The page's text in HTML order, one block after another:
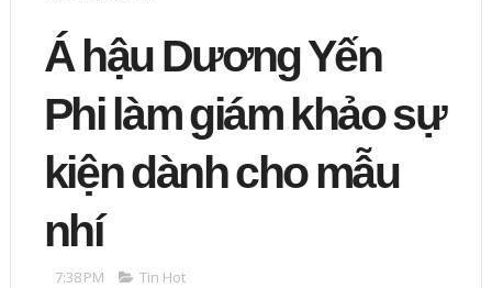
Á hậu Dương Yến
Phi làm giám khảo sự
kiện dành cho mẫu
nhí
7:38 PM Tin Hot